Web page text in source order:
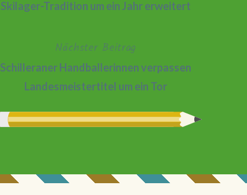
Skilager-Tradition um ein Jahr erweitert
Nächster Beitrag
Schilleraner Handballerinnen verpassen
Landesmeistertitel um ein Tor